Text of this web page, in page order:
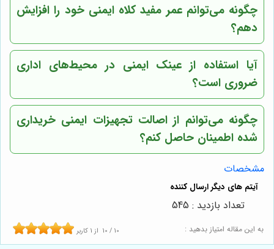
چگونه می‌توانم عمر مفید کلاه ایمنی خود را افزایش
دهم؟
آیا استفاده از عینک ایمنی در محیط‌های اداری
ضروری است؟
چگونه می‌توانم از اصالت تجهیزات ایمنی خریداری
شده اطمینان حاصل کنم؟
مشخصات
به این مقاله امتیاز بدهید : 10 / 10 از 1 کاربر
تعداد بازدید : 545